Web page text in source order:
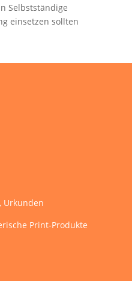
Selbstständige
einsetzen sollten
Urkunden
Print-Produkte